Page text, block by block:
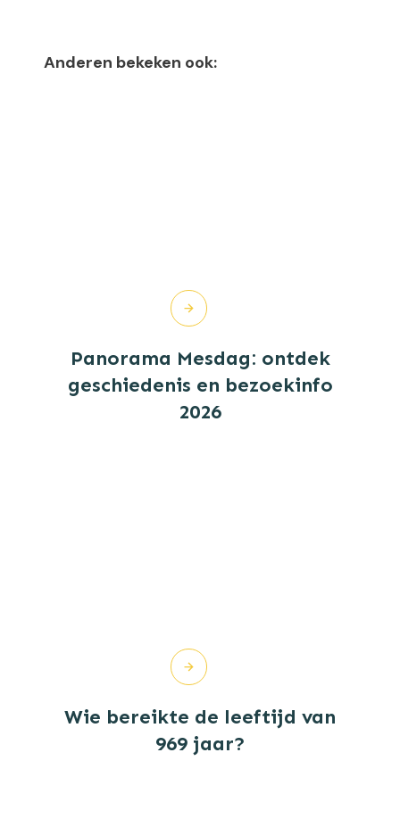
Anderen bekeken ook:
Panorama Mesdag: ontdek
geschiedenis en bezoekinfo
2026
Wie bereikte de leeftijd van
969 jaar?